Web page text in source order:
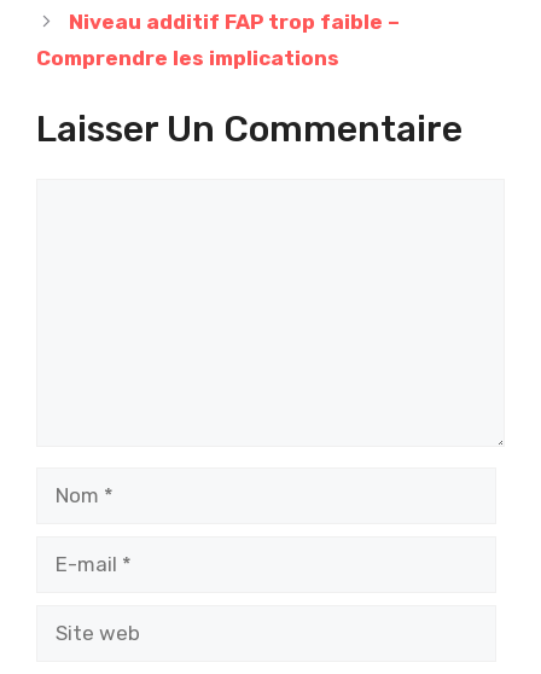
Niveau additif FAP trop faible –
Comprendre les implications
Laisser Un Commentaire
mail
web